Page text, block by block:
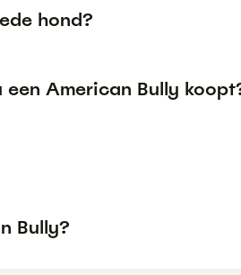
hond?
American Bully
Bully?